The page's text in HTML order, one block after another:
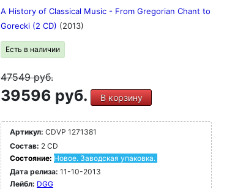
A History of Classical Music - From Gregorian Chant to
Gorecki (2 CD) (2013)
Есть в наличии
47549руб.
39596 руб. В корзину
Артикул: CDVP 1271381
Состав: 2 CD
Состояние: Новое. Заводская упаковка.
Дата релиза: 11-10-2013
Лейбл: DGG